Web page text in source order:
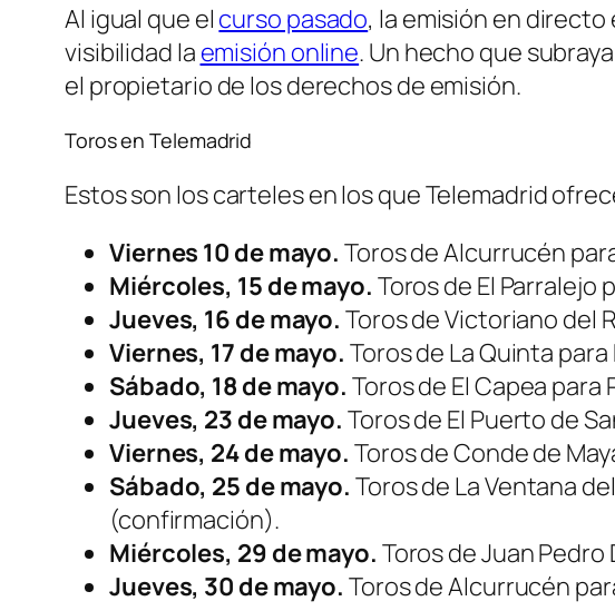
Al igual que el curso pasado, la emisión en
visibilidad la emisión online. Un hecho que
el propietario de los derechos de emisión.
Toros en Telemadrid
Estos son los carteles en los que Telemadrid
Viernes 10 de mayo. Toros de Alcurrucén
Miércoles, 15 de mayo. Toros de El Parralejo
Jueves, 16 de mayo. Toros de Victoriano del
Viernes, 17 de mayo. Toros de La Quinta
Sábado, 18 de mayo. Toros de El Capea
Jueves, 23 de mayo. Toros de El Puerto de
Viernes, 24 de mayo. Toros de Conde de
Sábado, 25 de mayo. Toros de La Ventana
(confirmación).
Miércoles, 29 de mayo. Toros de Juan
Jueves, 30 de mayo. Toros de Alcurrucén